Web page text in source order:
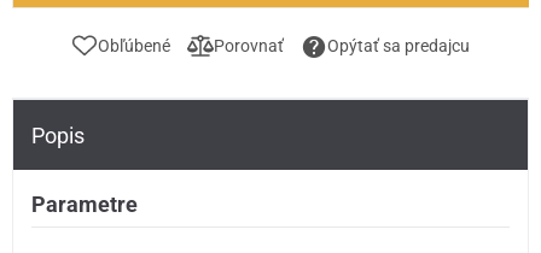
Obľúbené Porovnať Opýtať sa predajcu
Popis
Parametre